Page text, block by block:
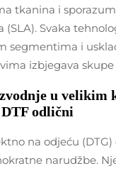
tkanina i
Svaka
segmentima i
izbjegava
u velikim
odlični
na odjeću
narudžbe.